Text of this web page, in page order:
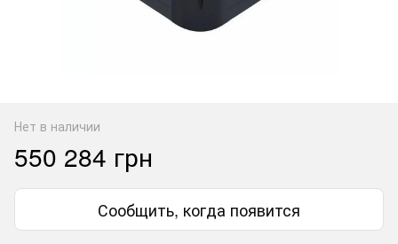
Нет в наличии
550 284 грн
Сообщить, когда появится